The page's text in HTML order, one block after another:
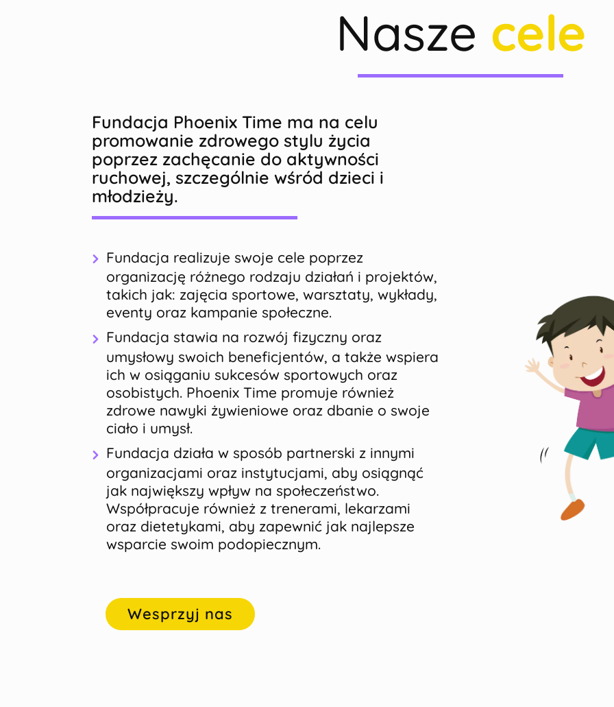
Nasze cele
Fundacja Phoenix Time ma na celu
promowanie zdrowego stylu życia
poprzez zachęcanie do aktywności
ruchowej, szczególnie wśród dzieci i
młodzieży.
Fundacja realizuje swoje cele poprzez
organizację różnego rodzaju działań i projektów,
takich jak: zajęcia sportowe, warsztaty, wykłady,
eventy oraz kampanie społeczne.
Fundacja stawia na rozwój fizyczny oraz
umysłowy swoich beneficjentów, a także wspiera
ich w osiąganiu sukcesów sportowych oraz
osobistych. Phoenix Time promuje również
zdrowe nawyki żywieniowe oraz dbanie o swoje
ciało i umysł.
Fundacja działa w sposób partnerski z innymi
organizacjami oraz instytucjami, aby osiągnąć
jak największy wpływ na społeczeństwo.
Współpracuje również z trenerami, lekarzami
oraz dietetykami, aby zapewnić jak najlepsze
wsparcie swoim podopiecznym.
Wesprzyj nas